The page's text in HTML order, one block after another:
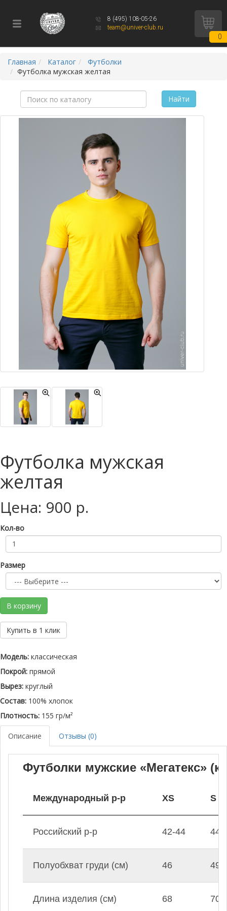
8 (495) 108-05-26
team@univer-club.ru
0
Главная Каталог
Футболки
Футболка мужская желтая
Найти
Футболка мужская
желтая
Цена: 900 р.
Кол-во
Размер
В корзину
Купить в 1 клик
Модель: классическая
Покрой: прямой
Вырез: круглый
Состав: 100% хлопок
Плотность: 155 гр/м²
Описание Отзывы (0)
Футболки мужские «Мегатекс»
Международный р-р XS S
Российский р-р 42-44 44-
Полуобхват груди (см) 46 49
Длина изделия (см) 68 70